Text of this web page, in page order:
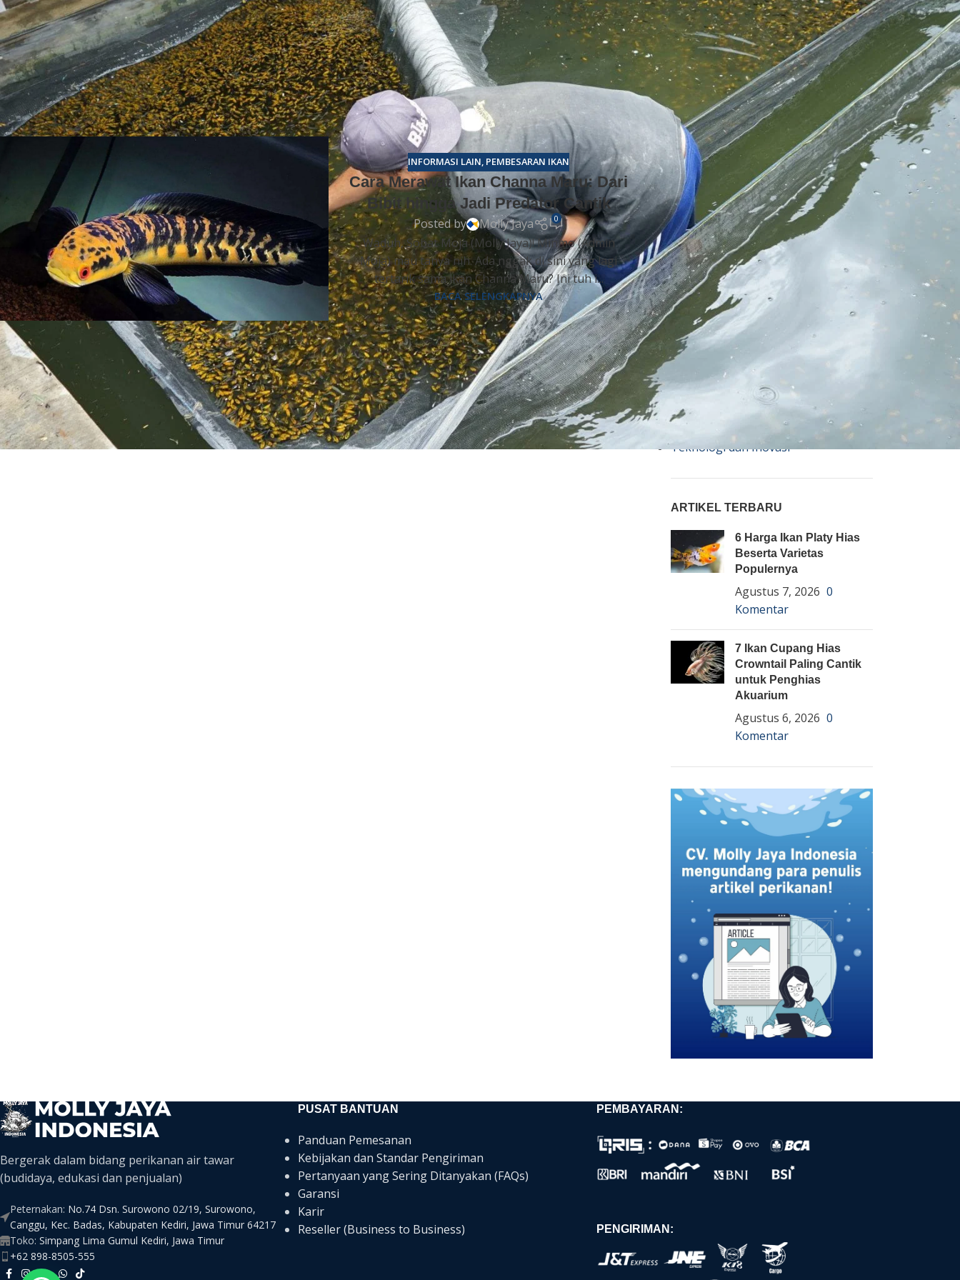
motif berupa lajur guratan vertikal tebal. Karakteristik fisik tersebut berpadu bersama munculnya pola pinggiran hitam
menyerupai kuntum bunga pada area samping badan. Kehadiran rona merah pekat pada bagian bola mata memberikan
kesan angker sekaligus menonjolkan nilai estetika visual yang tinggi. Sifat teritorial yang sangat kuat membuat ikan ini
memerlukan penataan wadah tunggal berukuran luas agar leluasa bergerak bebas. Keunikan penampilan luar serta
potensi pertumbuhan panjang fisik yang sanggup mencapai satu meter menjadikannya sebagai bintang panggung
kontes. Pemeliharaan intensif melalui pemberian pakan kaya nutrisi memaksimalkan kematangan mental bertarung asli
dan mempercepat pigmentasi warna.
INFORMASI LAIN, PEMBESARAN IKAN
Cara Merawat Ikan Channa Maru: Dari
Bibit hingga Jadi Predator Cantik
Posted by Molly Jaya 0
Waduh, Sobat Moja (Molly Jaya)! Minmo (Admin
Moja) mau tanya nih. Ada nggak di sini yang lagi
tertarik sama ikan Channa Maru? Ini tuh i...
BACA SELENGKAPNYA
Molly
Channa
Koi
Koki
Guppy
Platy
Glofish
Danio
Manfish
Discuss
Palmas
Kura-kura
KATEGORI
Berita
Bisnis
Budidaya
Event
Informasi Lain
Pembenihan Ikan
Pembesaran Ikan
Teknologi dan Inovasi
ARTIKEL TERBARU
6 Harga Ikan Platy Hias
Beserta Varietas
Populernya
Agustus 7, 2026 0
Komentar
7 Ikan Cupang Hias
Crowntail Paling Cantik
untuk Penghias
Akuarium
Agustus 6, 2026 0
Komentar
Bergerak dalam bidang perikanan air tawar
(budidaya, edukasi dan penjualan)
Peternakan: No.74 Dsn. Surowono 02/19, Surowono,
Canggu, Kec. Badas, Kabupaten Kediri, Jawa Timur 64217
Toko: Simpang Lima Gumul Kediri, Jawa Timur
+62 898-8505-555
PUSAT BANTUAN
Panduan Pemesanan
Kebijakan dan Standar Pengiriman
Pertanyaan yang Sering Ditanyakan (FAQs)
Garansi
Karir
Reseller (Business to Business)
PEMBAYARAN:
PENGIRIMAN: